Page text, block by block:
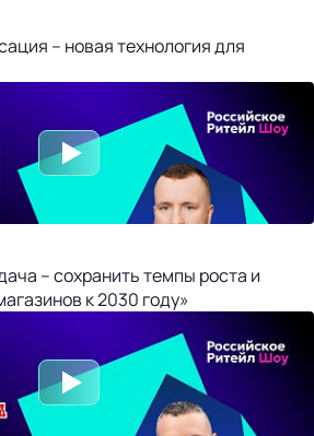
– новая технология для
– сохранить темпы роста и
к 2030 году»